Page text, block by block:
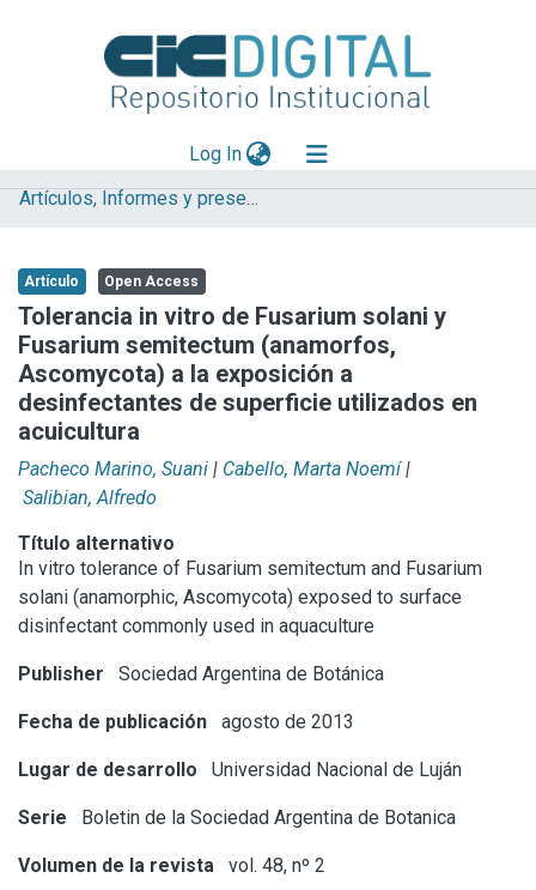
Log In(current)
Explorar
Aportar material
Statistics
Artículos, Informes y presentaciones en Congresos (UNLP)
Artículo Open Access
Tolerancia in vitro de Fusarium solani y
Fusarium semitectum (anamorfos,
Ascomycota) a la exposición a
desinfectantes de superficie utilizados en
acuicultura
Pacheco Marino, Suani | Cabello, Marta Noemí |
Salibian, Alfredo
Título alternativo
In vitro tolerance of Fusarium semitectum and Fusarium
solani (anamorphic, Ascomycota) exposed to surface
disinfectant commonly used in aquaculture
Publisher Sociedad Argentina de Botánica
Fecha de publicación agosto de 2013
Lugar de desarrollo Universidad Nacional de Luján
Serie Boletin de la Sociedad Argentina de Botanica
Volumen de la revista vol. 48, nº 2